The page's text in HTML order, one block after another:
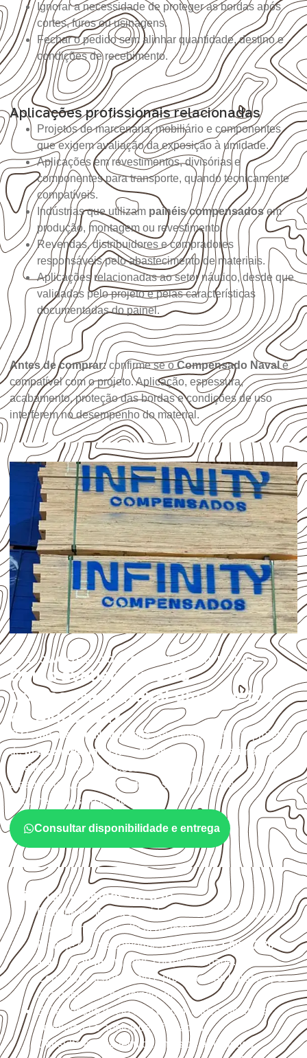
Ignorar a necessidade de proteger as bordas após
cortes, furos ou usinagens.
Fechar o pedido sem alinhar quantidade, destino e
condições de recebimento.
Aplicações profissionais relacionadas
Projetos de marcenaria, mobiliário e componentes
que exigem avaliação da exposição à umidade.
Aplicações em revestimentos, divisórias e
componentes para transporte, quando tecnicamente
compatíveis.
Indústrias que utilizam painéis compensadosem
produção, montagem ou revestimento.
Revendas, distribuidores e compradores
responsáveis pelo abastecimento de materiais.
Aplicações relacionadas ao setor náutico, desde que
validadas pelo projeto e pelas características
documentadas do painel.
Antes de comprar:confirme se oCompensado Navalé
compatível com o projeto. Aplicação, espessura,
acabamento, proteção das bordas e condições de uso
interferem no desempenho do material.
APLICAÇÕES DO COMPENSADO NAVAL
Como avaliar o uso do
Compensado Naval em projetos
de Ajuricaba?
OCompensado Navalpode ser considerado em projetos
demarcenaria, indústria, transporte e revestimento
sujeitos à umidade. A escolha deve considerar a aplicação,
a espessura, o acabamento e as características
documentadas do painel.
Consultar disponibilidade e entrega
Critérios técnicos de uso
Escolha a medida considerando aplicação, apoios,
montagem e especificação técnica.
Planeje o corte conforme os formatos1,60 × 2,20 m e
1,60 × 2,50 m, sujeitos à disponibilidade.
Considere acabamento e proteção das bordas após
qualquer corte ou usinagem.
Evite contato direto com o solo, chuva, umidade
acumulada e apoios desnivelados.
Consulte a ficha técnica antes de aplicações